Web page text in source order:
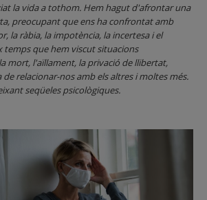
la vida a tothom. Hem hagut d'afrontar una
preocupant que ens ha confrontat amb
la ràbia, la impotència, la incertesa i el
temps que hem viscut situacions
mort, l'aïllament, la privació de llibertat,
de relacionar-nos amb els altres i moltes més.
seqüeles psicològiques.